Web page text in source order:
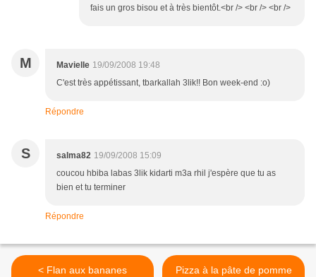
fais un gros bisou et à très bientôt.<br /> <br /> <br />
M Mavielle 19/09/2008 19:48
C'est très appétissant, tbarkallah 3lik!! Bon week-end :o)
Répondre
S salma82 19/09/2008 15:09
coucou hbiba labas 3lik kidarti m3a rhil j'espère que tu as
bien et tu terminer
Répondre
< Flan aux bananes
Pizza à la pâte de pomme